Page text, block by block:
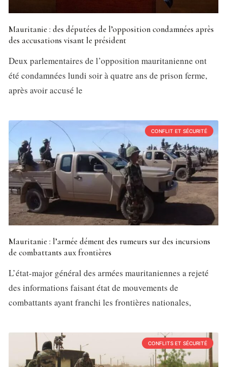
Mauritanie : des députées de l’opposition condamnées après
des accusations visant le président
Deux parlementaires de l’opposition mauritanienne ont
été condamnées lundi soir à quatre ans de prison ferme,
après avoir accusé le
CONFLIT ET SÉCURITÉ
Mauritanie : l’armée dément des rumeurs sur des incursions
de combattants aux frontières
L’état-major général des armées mauritaniennes a rejeté
des informations faisant état de mouvements de
combattants ayant franchi les frontières nationales,
CONFLITS ET SÉCURITÉ